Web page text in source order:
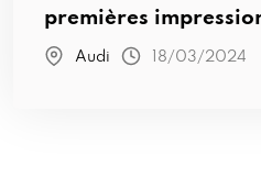
premières
Audi 18/03/2024